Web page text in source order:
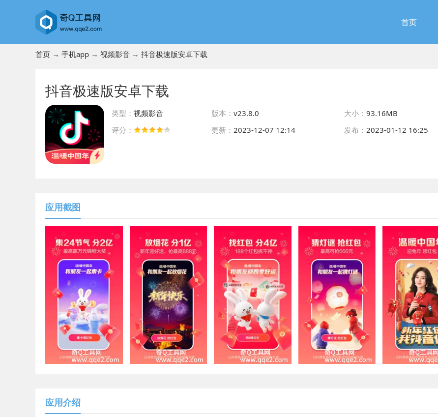
首页
首页 → 手机app → 视频影音 → 抖音极速版安卓下载
抖音极速版安卓下载
类型： 视频影音 版本： v23.8.0 大小： 93.16MB
评分：
更新： 2023-12-07 12:14 发布： 2023-01-12 16:25
应用截图
应用介绍